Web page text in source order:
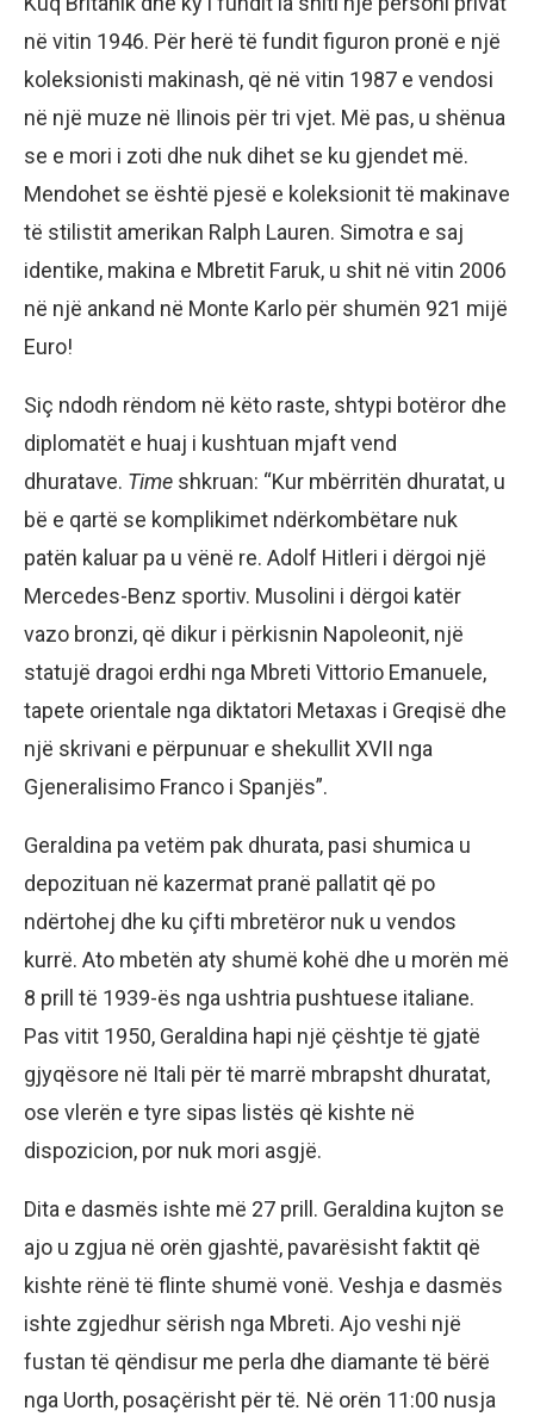
në vitin 1946. Për herë të fundit figuron pronë e një
koleksionisti makinash, që në vitin 1987 e vendosi
në një muze në Ilinois për tri vjet. Më pas, u shënua
se e mori i zoti dhe nuk dihet se ku gjendet më.
Mendohet se është pjesë e koleksionit të makinave
të stilistit amerikan Ralph Lauren. Simotra e saj
identike, makina e Mbretit Faruk, u shit në vitin 2006
në një ankand në Monte Karlo për shumën 921 mijë
Euro!
Siç ndodh rëndom në këto raste, shtypi botëror dhe
diplomatët e huaj i kushtuan mjaft vend
dhuratave. Time shkruan: “Kur mbërritën dhuratat, u
bë e qartë se komplikimet ndërkombëtare nuk
patën kaluar pa u vënë re. Adolf Hitleri i dërgoi një
Mercedes-Benz sportiv. Musolini i dërgoi katër
vazo bronzi, që dikur i përkisnin Napoleonit, një
statujë dragoi erdhi nga Mbreti Vittorio Emanuele,
tapete orientale nga diktatori Metaxas i Greqisë dhe
një skrivani e përpunuar e shekullit XVII nga
Gjeneralisimo Franco i Spanjës”.
Geraldina pa vetëm pak dhurata, pasi shumica u
depozituan në kazermat pranë pallatit që po
ndërtohej dhe ku çifti mbretëror nuk u vendos
kurrë. Ato mbetën aty shumë kohë dhe u morën më
8 prill të 1939-ës nga ushtria pushtuese italiane.
Pas vitit 1950, Geraldina hapi një çështje të gjatë
gjyqësore në Itali për të marrë mbrapsht dhuratat,
ose vlerën e tyre sipas listës që kishte në
dispozicion, por nuk mori asgjë.
Dita e dasmës ishte më 27 prill. Geraldina kujton se
ajo u zgjua në orën gjashtë, pavarësisht faktit që
kishte rënë të flinte shumë vonë. Veshja e dasmës
ishte zgjedhur sërish nga Mbreti. Ajo veshi një
fustan të qëndisur me perla dhe diamante të bërë
nga Uorth, posaçërisht për të. Në orën 11:00 nusja